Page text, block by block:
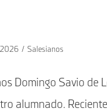
/ Salesianos
Domingo Savio
alumnado.